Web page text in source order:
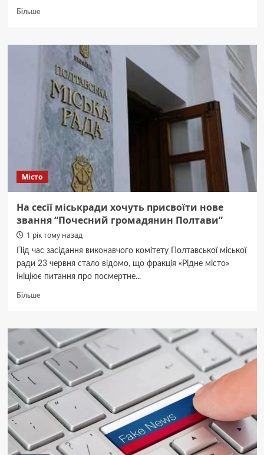
БільшеДокладніше
чекають
переселенців
безоплатному
житлі
на
Полтавщині
Місто
На сесії міськради хочуть присвоїти нове
звання “Почесний громадянин Полтави”
1 рік тому назад
Під час засідання виконавчого комітету Полтавської міської
ради 23 червня стало відомо, що фракція «Рідне місто»
ініціює питання про посмертне...
БільшеДокладніше
сесії
міськради
хочуть
присвоїти
нове
звання
“Почесний
громадянин
Полтави”